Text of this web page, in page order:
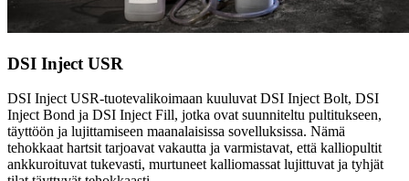
DSI Inject USR
DSI Inject USR-tuotevalikoimaan kuuluvat DSI Inject Bolt, DSI
Inject Bond ja DSI Inject Fill, jotka ovat suunniteltu pultitukseen,
täyttöön ja lujittamiseen maanalaisissa sovelluksissa. Nämä
tehokkaat hartsit tarjoavat vakautta ja varmistavat, että kalliopultit
ankkuroituvat tukevasti, murtuneet kalliomassat lujittuvat ja tyhjät